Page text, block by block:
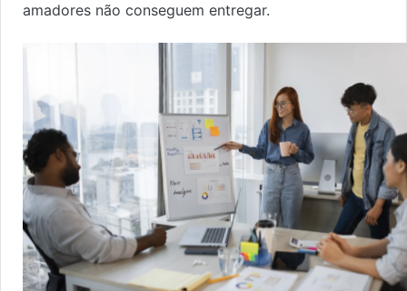
amadores não conseguem entregar.